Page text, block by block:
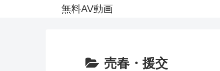
無料AV動画
売春・援交